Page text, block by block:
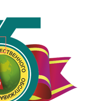
работников
общественного
РФ